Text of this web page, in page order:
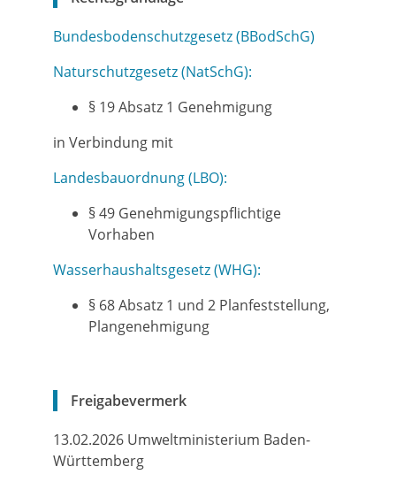
Bundesbodenschutzgesetz (BBodSchG)
Naturschutzgesetz (NatSchG):
§ 19 Absatz 1 Genehmigung
in Verbindung mit
Landesbauordnung (LBO):
§ 49 Genehmigungspflichtige
Vorhaben
Wasserhaushaltsgesetz (WHG):
§ 68 Absatz 1 und 2 Planfeststellung,
Plangenehmigung
Freigabevermerk
13.02.2026 Umweltministerium Baden-
Württemberg